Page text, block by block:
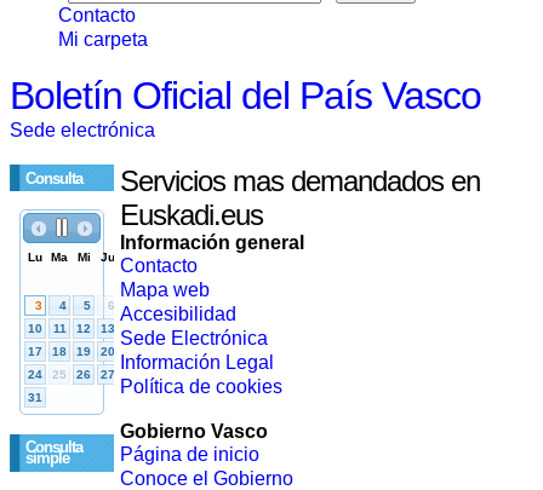
Contacto
Mi carpeta
Boletín Oficial del País Vasco
Sede electrónica
Consulta
Consulta
simple
Servicios mas demandados en
Euskadi.eus
Información general
Contacto
Mapa web
Accesibilidad
Sede Electrónica
Información Legal
Política de cookies
Gobierno Vasco
Página de inicio
Conoce el Gobierno